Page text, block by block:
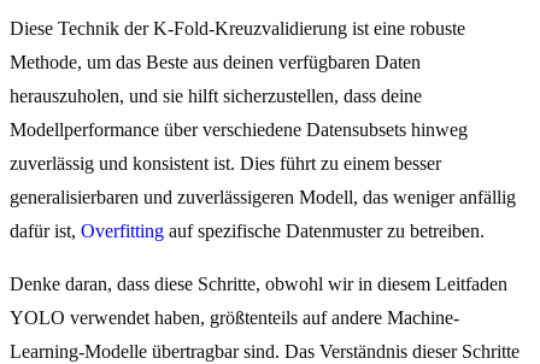
Diese Technik der K-Fold-Kreuzvalidierung ist eine robuste
Methode, um das Beste aus deinen verfügbaren Daten
herauszuholen, und sie hilft sicherzustellen, dass deine
Modellperformance über verschiedene Datensubsets hinweg
zuverlässig und konsistent ist. Dies führt zu einem besser
generalisierbaren und zuverlässigeren Modell, das weniger anfällig
dafür ist, Overfitting auf spezifische Datenmuster zu betreiben.
Denke daran, dass diese Schritte, obwohl wir in diesem Leitfaden
YOLO verwendet haben, größtenteils auf andere Machine-
Learning-Modelle übertragbar sind. Das Verständnis dieser Schritte